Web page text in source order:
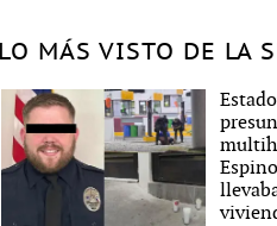
LO MÁS VISTO DE LA